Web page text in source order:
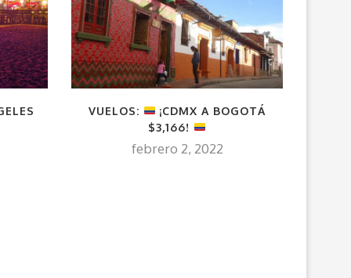
VUELOS:
¡CDMX A BOGOTÁ
$3,166!
febrero 2, 2022